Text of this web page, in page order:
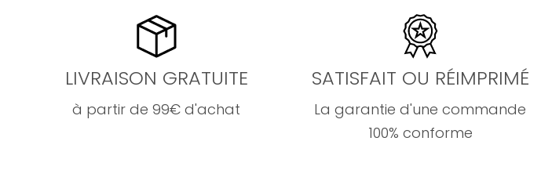
LIVRAISON GRATUITE
à partir de 99€ d'achat
SATISFAIT OU RÉIMPRIMÉ
La garantie d'une commande
100% conforme